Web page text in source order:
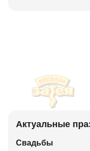
Актуальные
Свадьбы